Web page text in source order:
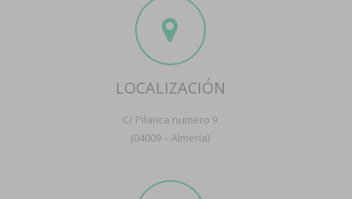
LOCALIZACIÓN
C/ Pilarica numero 9
(04009 – Almería)